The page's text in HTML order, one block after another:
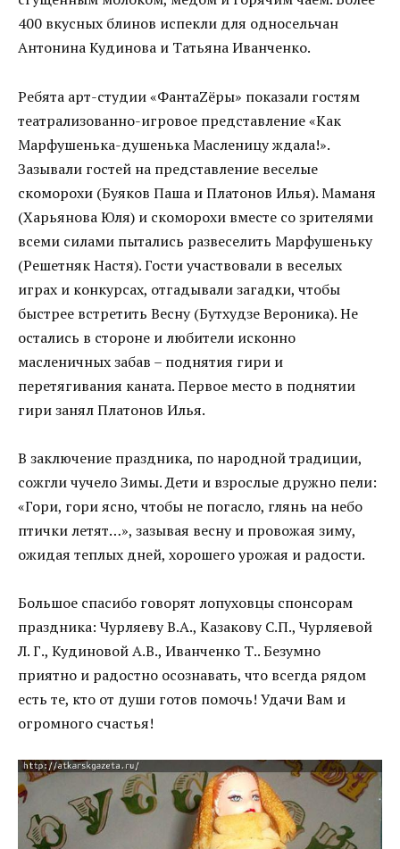
400 вкусных блинов испекли для односельчан
Антонина Кудинова и Татьяна Иванченко.
Ребята арт-студии «ФантаZёры» показали гостям
театрализованно-игровое представление «Как
Марфушенька-душенька Масленицу ждала!».
Зазывали гостей на представление веселые
скоморохи (Буяков Паша и Платонов Илья). Маманя
(Харьянова Юля) и скоморохи вместе со зрителями
всеми силами пытались развеселить Марфушеньку
(Решетняк Настя). Гости участвовали в веселых
играх и конкурсах, отгадывали загадки, чтобы
быстрее встретить Весну (Бутхудзе Вероника). Не
остались в стороне и любители исконно
масленичных забав – поднятия гири и
перетягивания каната. Первое место в поднятии
гири занял Платонов Илья.
В заключение праздника, по народной традиции,
сожгли чучело Зимы. Дети и взрослые дружно пели:
«Гори, гори ясно, чтобы не погасло, глянь на небо
птички летят…», зазывая весну и провожая зиму,
ожидая теплых дней, хорошего урожая и радости.
Большое спасибо говорят лопуховцы спонсорам
праздника: Чурляеву В.А., Казакову С.П., Чурляевой
Л. Г., Кудиновой А.В., Иванченко Т.. Безумно
приятно и радостно осознавать, что всегда рядом
есть те, кто от души готов помочь! Удачи Вам и
огромного счастья!